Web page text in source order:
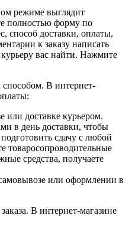
режиме выглядит
полностью форму по
способ доставки, оплаты,
к заказу написать
вас найти. Нажмите
В интернет-
доставке курьером.
в день доставки, чтобы
сдачу с любой
средства, получаете
или оформлении в
В интернет-магазине